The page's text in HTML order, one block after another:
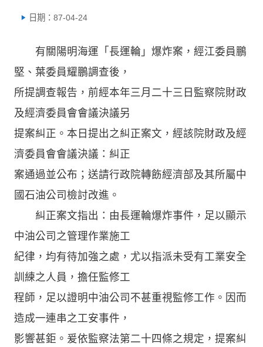
日期：87-04-24
有關陽明海運「長運輪」爆炸案，經江委員鵬
堅、葉委員耀鵬調查後，
所提調查報告，前經本年三月二十三日監察院財政
及經濟委員會會議決議另
提案糾正。本日提出之糾正案文，經該院財政及經
濟委員會會議決議：糾正
案通過並公布；送請行政院轉飭經濟部及其所屬中
國石油公司檢討改進。
糾正案文指出：由長運輪爆炸事件，足以顯示
中油公司之管理作業施工
紀律，均有待加強之處，尤以指派未受有工業安全
訓練之人員，擔任監修工
程師，足以證明中油公司不甚重視監修工作。因而
造成一連串之工安事件，
影響甚鉅。爰依監察法第二十四條之規定，提案糾